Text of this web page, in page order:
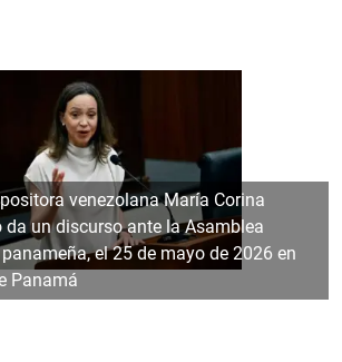
venezolana María Corina
da un discurso ante la Asamblea
el 25 de mayo de 2026 en
Panamá